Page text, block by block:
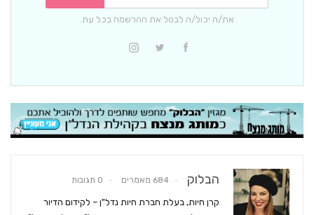
את/ה יכול/ה לבטל את ההרשמה בכל עת.
הבלוק 684 מאמרים 0 תגובות
קרן חיות, בעלת חברת חיות נדל"ן – לקידום הדיור